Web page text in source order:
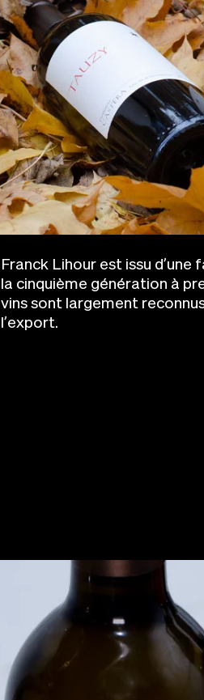
Franck Lihour est issu d’une
la cinquième génération à
vins sont largement
l’export.